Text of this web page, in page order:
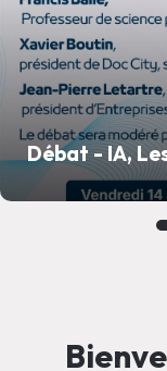
Débat - IA,